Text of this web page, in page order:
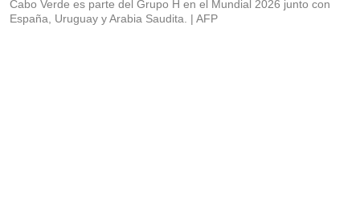
Cabo Verde es parte del Grupo H en el Mundial 2026 junto con
España, Uruguay y Arabia Saudita.
AFP